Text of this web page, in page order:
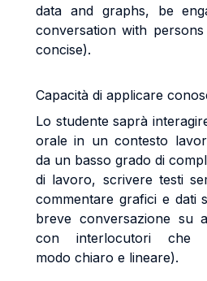
data and graphs, be
conversation with
concise).
Capacità di applicare
Lo studente saprà
orale in un contesto
da un basso grado di
di lavoro, scrivere testi
commentare grafici e dati
breve conversazione su
con interlocutori che
modo chiaro e lineare).